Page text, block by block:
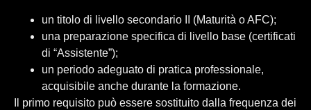
un titolo di livello secondario II (Maturità o AFC);
una preparazione specifica di livello base (certificati
di “Assistente”);
un periodo adeguato di pratica professionale,
acquisibile anche durante la formazione.
Il primo requisito può essere sostituito dalla frequenza dei